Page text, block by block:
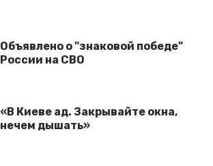
Объявлено о "знаковой победе"
России на СВО
«В Киеве ад. Закрывайте окна,
нечем дышать»